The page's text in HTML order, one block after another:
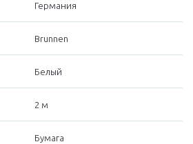
Германия
Brunnen
Белый
2 м
Бумага